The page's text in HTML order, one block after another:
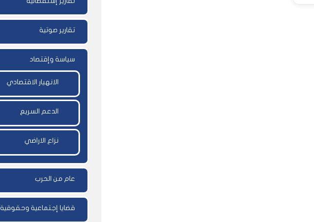
تقارير صوتية
سياسة وإقتصاد
الانهيار الاقتصادي
الدعم السريع
نزاع الاراضي
عام من الحرب
قضايا إجتماعية وحقوقية